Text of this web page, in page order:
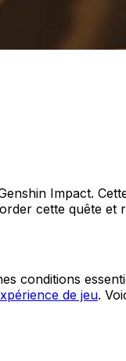
Impact.
cette quête
conditions
de jeu.